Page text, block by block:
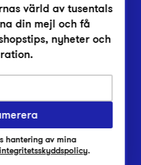
eller retur?
värld av tusentals
din mejl och få
nyheter och
hantering av mina
.